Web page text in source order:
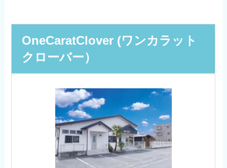
OneCaratClover (ワンカラット
クローバー）